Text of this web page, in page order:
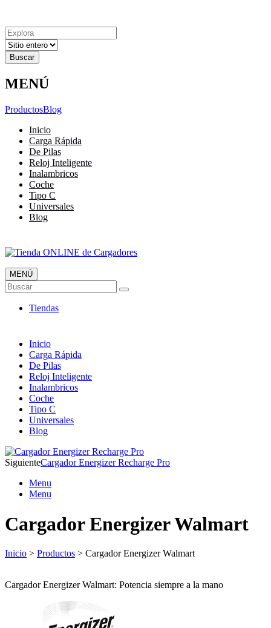
Resultados
para
MENÚ
ProductosBlog
Inicio
Carga Rápida
De Pilas
Reloj Inteligente
Inalambricos
Coche
Tipo C
Universales
Blog
Tienda ONLINE de Cargadores
Más Baratos
MENÚ
Buscar
Tiendas
Inicio
Carga Rápida
De Pilas
Reloj Inteligente
Inalambricos
Coche
Tipo C
Universales
Blog
SiguienteCargador Energizer Recharge Pro
Menu
Menu
Cargador Energizer Walmart
Inicio > Productos > Cargador Energizer Walmart
Cargador Energizer Walmart: Potencia siempre a la mano